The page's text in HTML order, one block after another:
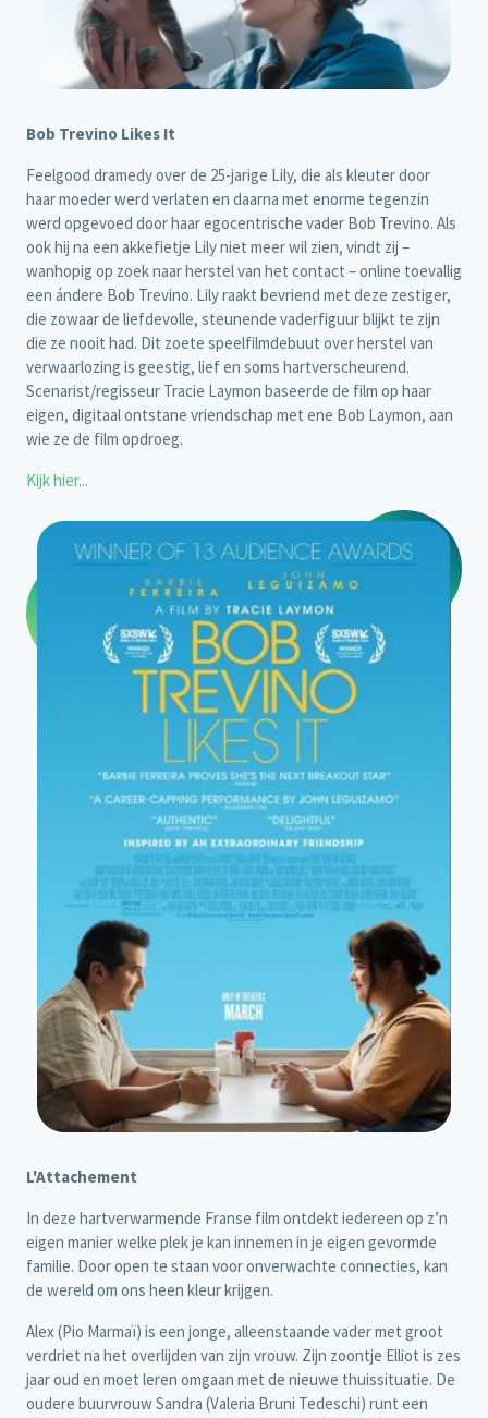
Bob Trevino Likes It
Feelgood dramedy over de 25-jarige Lily, die als kleuter door
haar moeder werd verlaten en daarna met enorme tegenzin
werd opgevoed door haar egocentrische vader Bob Trevino. Als
ook hij na een akkefietje Lily niet meer wil zien, vindt zij –
wanhopig op zoek naar herstel van het contact – online toevallig
een ándere Bob Trevino. Lily raakt bevriend met deze zestiger,
die zowaar de liefdevolle, steunende vaderfiguur blijkt te zijn
die ze nooit had. Dit zoete speelfilmdebuut over herstel van
verwaarlozing is geestig, lief en soms hartverscheurend.
Scenarist/regisseur Tracie Laymon baseerde de film op haar
eigen, digitaal ontstane vriendschap met ene Bob Laymon, aan
wie ze de film opdroeg.
Kijk hier...
L'Attachement
In deze hartverwarmende Franse film ontdekt iedereen op z’n
eigen manier welke plek je kan innemen in je eigen gevormde
familie. Door open te staan voor onverwachte connecties, kan
de wereld om ons heen kleur krijgen.
Alex (Pio Marmaï) is een jonge, alleenstaande vader met groot
verdriet na het overlijden van zijn vrouw. Zijn zoontje Elliot is zes
jaar oud en moet leren omgaan met de nieuwe thuissituatie. De
oudere buurvrouw Sandra (Valeria Bruni Tedeschi) runt een